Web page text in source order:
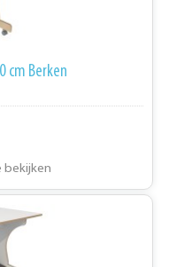
cm Berken
bekijken